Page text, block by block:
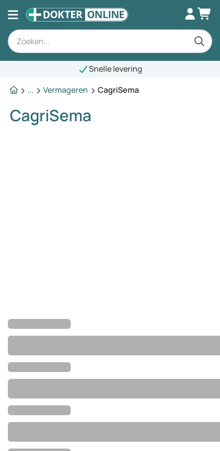
Snelle levering
...
Vermageren CagriSema
CagriSema